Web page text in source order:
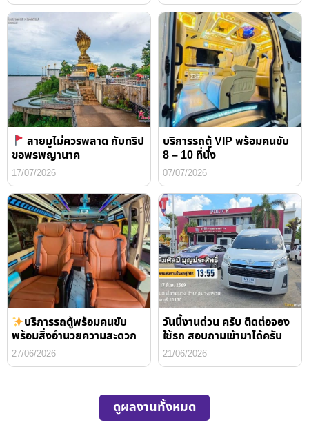
สายมูไม่ควรพลาด กับทริป
ขอพรพญานาค
17/07/2026
บริการรถตู้ VIP พร้อมคนขับ
8 – 10 ที่นั่ง
07/07/2026
บริการรถตู้พร้อมคนขับ
พร้อมสิ่งอำนวยความสะดวก
27/06/2026
วันนี้งานด่วน ครับ ติดต่อจอง
ใช้รถ สอบถามเข้ามาได้ครับ
21/06/2026
ดูผลงานทั้งหมด